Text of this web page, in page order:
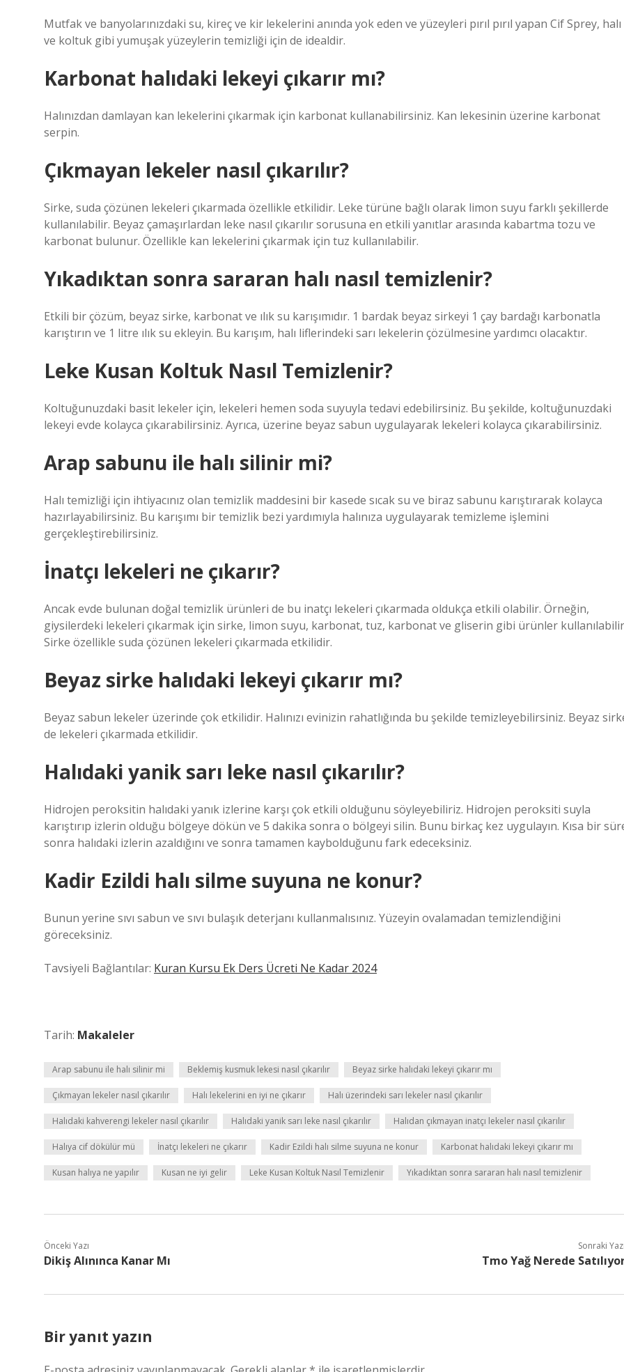
Mutfak ve banyolarınızdaki su, kireç ve kir lekelerini anında yok eden ve yüzeyleri pırıl pırıl yapan Cif Sprey, halı
ve koltuk gibi yumuşak yüzeylerin temizliği için de idealdir.
Karbonat halıdaki lekeyi çıkarır mı?
Halınızdan damlayan kan lekelerini çıkarmak için karbonat kullanabilirsiniz. Kan lekesinin üzerine karbonat
serpin.
Çıkmayan lekeler nasıl çıkarılır?
Sirke, suda çözünen lekeleri çıkarmada özellikle etkilidir. Leke türüne bağlı olarak limon suyu farklı şekillerde
kullanılabilir. Beyaz çamaşırlardan leke nasıl çıkarılır sorusuna en etkili yanıtlar arasında kabartma tozu ve
karbonat bulunur. Özellikle kan lekelerini çıkarmak için tuz kullanılabilir.
Yıkadıktan sonra sararan halı nasıl temizlenir?
Etkili bir çözüm, beyaz sirke, karbonat ve ılık su karışımıdır. 1 bardak beyaz sirkeyi 1 çay bardağı karbonatla
karıştırın ve 1 litre ılık su ekleyin. Bu karışım, halı liflerindeki sarı lekelerin çözülmesine yardımcı olacaktır.
Leke Kusan Koltuk Nasıl Temizlenir?
Koltuğunuzdaki basit lekeler için, lekeleri hemen soda suyuyla tedavi edebilirsiniz. Bu şekilde, koltuğunuzdaki
lekeyi evde kolayca çıkarabilirsiniz. Ayrıca, üzerine beyaz sabun uygulayarak lekeleri kolayca çıkarabilirsiniz.
Arap sabunu ile halı silinir mi?
Halı temizliği için ihtiyacınız olan temizlik maddesini bir kasede sıcak su ve biraz sabunu karıştırarak kolayca
hazırlayabilirsiniz. Bu karışımı bir temizlik bezi yardımıyla halınıza uygulayarak temizleme işlemini
gerçekleştirebilirsiniz.
İnatçı lekeleri ne çıkarır?
Ancak evde bulunan doğal temizlik ürünleri de bu inatçı lekeleri çıkarmada oldukça etkili olabilir. Örneğin,
giysilerdeki lekeleri çıkarmak için sirke, limon suyu, karbonat, tuz, karbonat ve gliserin gibi ürünler
Sirke özellikle suda çözünen lekeleri çıkarmada etkilidir.
Beyaz sirke halıdaki lekeyi çıkarır mı?
Beyaz sabun lekeler üzerinde çok etkilidir. Halınızı evinizin rahatlığında bu şekilde temizleyebilirsiniz. Beyaz
de lekeleri çıkarmada etkilidir.
Halıdaki yanik sarı leke nasıl çıkarılır?
Hidrojen peroksitin halıdaki yanık izlerine karşı çok etkili olduğunu söyleyebiliriz. Hidrojen peroksiti suyla
karıştırıp izlerin olduğu bölgeye dökün ve 5 dakika sonra o bölgeyi silin. Bunu birkaç kez uygulayın. Kısa bir
sonra halıdaki izlerin azaldığını ve sonra tamamen kaybolduğunu fark edeceksiniz.
Kadir Ezildi halı silme suyuna ne konur?
Bunun yerine sıvı sabun ve sıvı bulaşık deterjanı kullanmalısınız. Yüzeyin ovalamadan temizlendiğini
göreceksiniz.
Tavsiyeli Bağlantılar: Kuran Kursu Ek Ders Ücreti Ne Kadar 2024
Tarih: Makaleler
Arap sabunu ile halı silinir mi Beklemiş kusmuk lekesi nasıl çıkarılır Beyaz sirke halıdaki lekeyi çıkarır mı
Çıkmayan lekeler nasıl çıkarılır Halı lekelerini en iyi ne çıkarır Halı üzerindeki sarı lekeler nasıl çıkarılır
Halıdaki kahverengi lekeler nasıl çıkarılır Halıdaki yanik sarı leke nasıl çıkarılır Halıdan çıkmayan inatçı lekeler nasıl çıkarılır
Halıya cif dökülür mü İnatçı lekeleri ne çıkarır Kadir Ezildi halı silme suyuna ne konur Karbonat halıdaki lekeyi çıkarır mı
Kusan halıya ne yapılır Kusan ne iyi gelir Leke Kusan Koltuk Nasıl Temizlenir Yıkadıktan sonra sararan halı nasıl temizlenir
Önceki Yazı
Dikiş Alınınca Kanar Mı
Sonraki
Tmo Yağ Nerede
Bir yanıt yazın